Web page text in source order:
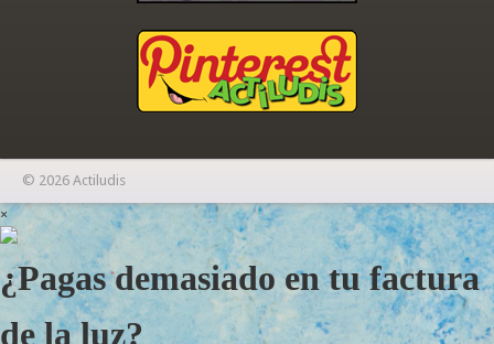
© 2026 Actiludis
×
¿Pagas demasiado en tu factura
de la luz?